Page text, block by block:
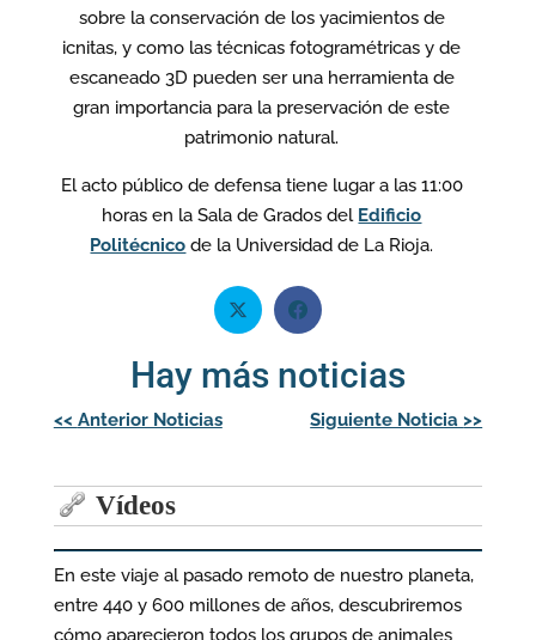
sobre la conservación de los yacimientos de
icnitas, y como las técnicas fotogramétricas y de
escaneado 3D pueden ser una herramienta de
gran importancia para la preservación de este
patrimonio natural.
El acto público de defensa tiene lugar a las 11:00
horas en la Sala de Grados del Edificio
Politécnico de la Universidad de La Rioja.
Hay más noticias
Navegación
de
<< Anterior Noticias Siguiente Noticia >>
Vídeos
En este viaje al pasado remoto de nuestro planeta,
entre 440 y 600 millones de años, descubriremos
cómo aparecieron todos los grupos de animales